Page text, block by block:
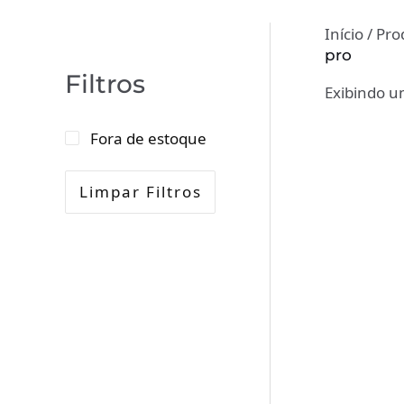
Filtros
Fora de estoque
Limpar Filtros
Início/
pro
Exibindo